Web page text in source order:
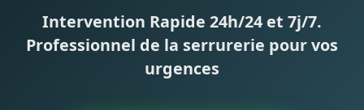
Intervention Rapide 24h/24 et 7j/7.
Professionnel de la serrurerie pour vos
urgences